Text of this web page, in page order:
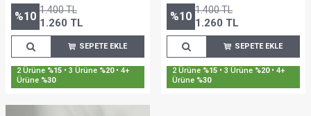
%10 1.400TL
1.260 TL
SEPETE EKLE
2 Ürüne %15 • 3 Ürüne %20• 4+
Ürüne %30
%10 1.400TL
1.260 TL
SEPETE EKLE
2 Ürüne %15 • 3 Ürüne %20• 4+
Ürüne %30